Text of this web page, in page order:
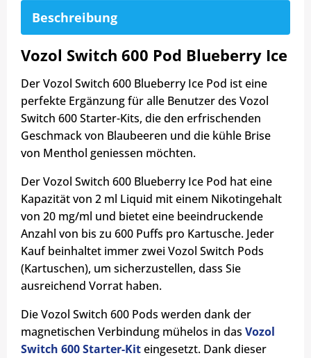
Beschreibung
Vozol Switch 600 Pod Blueberry Ice
Der Vozol Switch 600 Blueberry Ice Pod ist eine
perfekte Ergänzung für alle Benutzer des Vozol
Switch 600 Starter-Kits, die den erfrischenden
Geschmack von Blaubeeren und die kühle Brise
von Menthol geniessen möchten.
Der Vozol Switch 600 Blueberry Ice Pod hat eine
Kapazität von 2 ml Liquid mit einem Nikotingehalt
von 20 mg/ml und bietet eine beeindruckende
Anzahl von bis zu 600 Puffs pro Kartusche. Jeder
Kauf beinhaltet immer zwei Vozol Switch Pods
(Kartuschen), um sicherzustellen, dass Sie
ausreichend Vorrat haben.
Die Vozol Switch 600 Pods werden dank der
magnetischen Verbindung mühelos in das Vozol
Switch 600 Starter-Kiteingesetzt. Dank dieser